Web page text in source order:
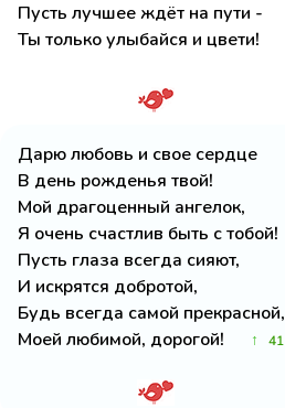
Пусть лучшее ждёт на пути -
Ты только улыбайся и цвети!
Дарю любовь и свое сердце
В день рожденья твой!
Мой драгоценный ангелок,
Я очень счастлив быть с тобой!
Пусть глаза всегда сияют,
И искрятся добротой,
Будь всегда самой прекрасной,
Моей любимой, дорогой!
↑ 41